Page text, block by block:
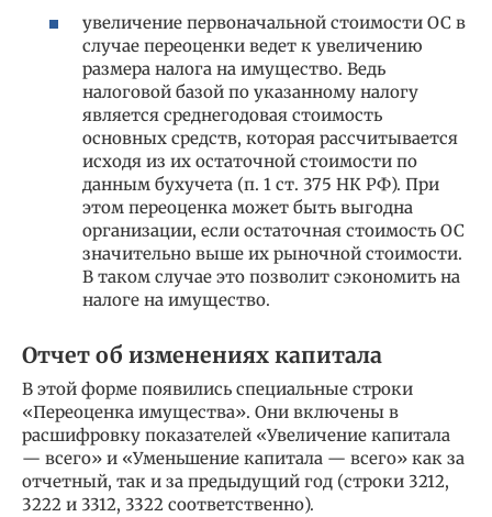
увеличение первоначальной стоимости ОС в
случае переоценки ведет к увеличению
размера налога на имущество. Ведь
налоговой базой по указанному налогу
является среднегодовая стоимость
основных средств, которая рассчитывается
исходя из их остаточной стоимости по
данным бухучета (п. 1 ст. 375 НК РФ). При
этом переоценка может быть выгодна
организации, если остаточная стоимость ОС
значительно выше их рыночной стоимости.
В таком случае это позволит сэкономить на
налоге на имущество.
Отчет об изменениях капитала
В этой форме появились специальные строки
«Переоценка имущества». Они включены в
расшифровку показателей «Увеличение капитала
— всего» и «Уменьшение капитала — всего» как за
отчетный, так и за предыдущий год (строки 3212,
3222 и 3312, 3322 соответственно).